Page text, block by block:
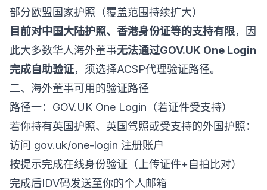
部分欧盟国家护照（覆盖范围持续扩大）
目前对中国大陆护照、香港身份证等的支持有限，因
此大多数华人海外董事无法通过GOV.UK One Login
完成自助验证，须选择ACSP代理验证路径。
二、海外董事可用的验证路径
路径一：GOV.UK One Login（若证件受支持）
若你持有英国护照、英国驾照或受支持的外国护照：
访问 gov.uk/one-login 注册账户
按提示完成在线身份验证（上传证件+自拍比对）
完成后IDV码发送至你的个人邮箱